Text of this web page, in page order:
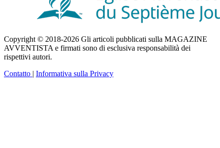
Copyright © 2018-2026 Gli articoli pubblicati sulla MAGAZINE
AVVENTISTA e firmati sono di esclusiva responsabilità dei
rispettivi autori.
Contatto | Informativa sulla Privacy